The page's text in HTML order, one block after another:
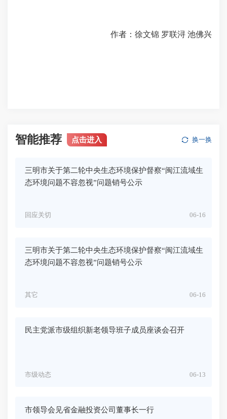
作者：徐文锦 罗联浔 池佛兴
智能推荐 点击进入 换一换
三明市关于第二轮中央生态环境保护督察“闽江流域生
态环境问题不容忽视”问题销号公示
06-16
回应关切
三明市关于第二轮中央生态环境保护督察“闽江流域生
态环境问题不容忽视”问题销号公示
06-16
其它
民主党派市级组织新老领导班子成员座谈会召开
06-13
市级动态
市领导会见省金融投资公司董事长一行